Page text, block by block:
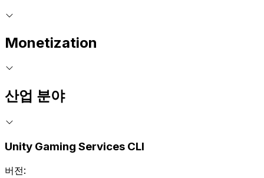
Monetization
산업 분야
Unity Gaming Services CLI
버전: